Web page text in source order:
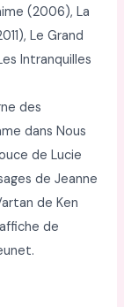
(2006), La
Le Grand
Intranquilles
des
dans Nous
de Lucie
de Jeanne
de Ken
de